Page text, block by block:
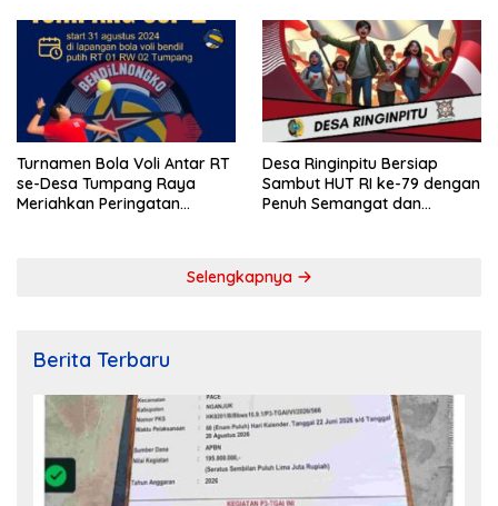
Turnamen Bola Voli Antar RT
se-Desa Tumpang Raya
Meriahkan Peringatan
Desa Ringinpitu Bersiap
Sambut HUT RI ke-79 dengan
Penuh Semangat dan
Selengkapnya
Berita Terbaru